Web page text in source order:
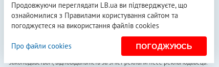
правах реклами. Редакція може не поділяти погляди, які в них
представлені. Матеріали з плашкою СПЕЦПРОЄКТ є рекламними, проте
редакція бере участь у підготовці цього контенту і поділяє думки,
Редакція не несе відповідальності за факти та оціночні судження,
оприлюднені у рекламних матеріалах. Згідно з українським
законодавством, відповідальність за зміст реклами несе рекламодавець.
Продовжуючи переглядати LB.ua ви підтверджуєте, що
ознайомилися з Правилами користування сайтом та
погоджуєтеся на використання файлів cookies
Про файли cookies ПОГОДЖУЮСЬ